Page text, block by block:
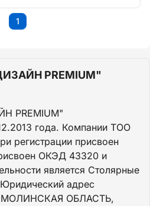
1
PREMIUM"
PREMIUM"
года. Компании ТОО
регистрации присвоен
ОКЭД 43320 и
является Столярные
адрес
ОБЛАСТЬ,